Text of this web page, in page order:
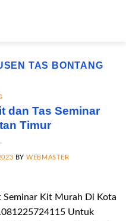
TAS BONTANG
dan Tas Seminar
Timur
BYWEBMASTER
Seminar Kit Murah Di Kota
Untuk